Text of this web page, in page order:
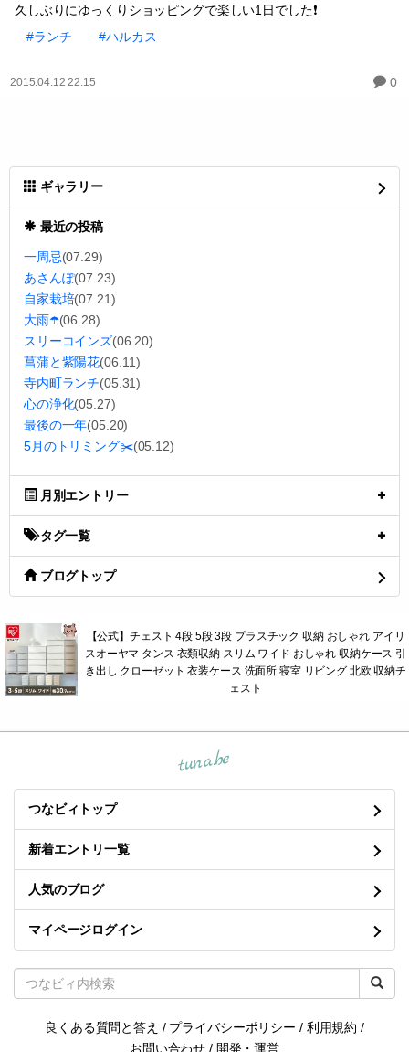
久しぶりにゆっくりショッピングで楽しい1日でした❗️
#ランチ
#ハルカス
2015.04.12 22:15 0
ギャラリー
最近の投稿
一周忌(07.29)
あさんぽ(07.23)
自家栽培(07.21)
大雨☂️(06.28)
スリーコインズ(06.20)
菖蒲と紫陽花(06.11)
寺内町ランチ(05.31)
心の浄化(05.27)
最後の一年(05.20)
5月のトリミング✂️(05.12)
月別エントリー
タグ一覧
ブログトップ
【公式】チェスト 4段 5段 3段 プラスチック 収納 おしゃれ アイリ
スオーヤマ タンス 衣類収納 スリム ワイド おしゃれ 収納ケース 引
き出し クローゼット 衣装ケース 洗面所 寝室 リビング 北欧 収納チ
ェスト
tuna.be
つなビィトップ
新着エントリ一覧
人気のブログ
マイページログイン
良くある質問と答え / プライバシーポリシー / 利用規約 /
お問い合わせ / 開発・運営